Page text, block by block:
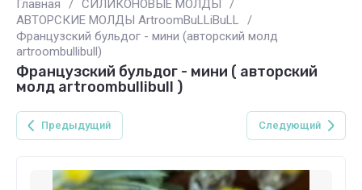
Главная / СИЛИКОНОВЫЕ МОЛДЫ
/
АВТОРСКИЕ МОЛДЫ ArtroomBuLLiBuLL
/
Французский бульдог - мини (авторский молд
artroombullibull)
Французский бульдог - мини ( авторский
молд artroombullibull )
Предыдущий Следующий